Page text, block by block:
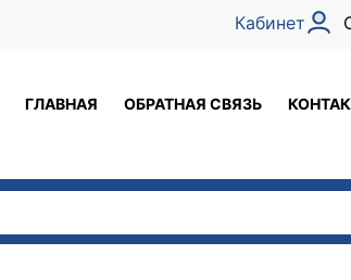
Кабинет
ГЛАВНАЯ ОБРАТНАЯ СВЯЗЬ